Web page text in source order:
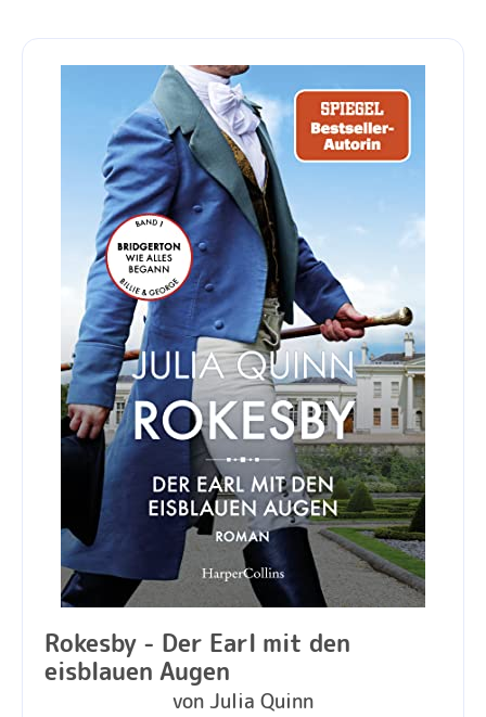
Rokesby - Der Earl mit den
eisblauen Augen
von Julia Quinn